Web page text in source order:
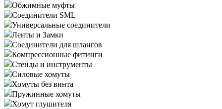
Обжимные муфты
Соединители SML
Универсальные соединители
Ленты и Замки
Соединители для шлангов
Компрессионные фитинги
Стенды и инструменты
Силовые хомуты
Хомуты без винта
Пружинные хомуты
Хомут глушителя